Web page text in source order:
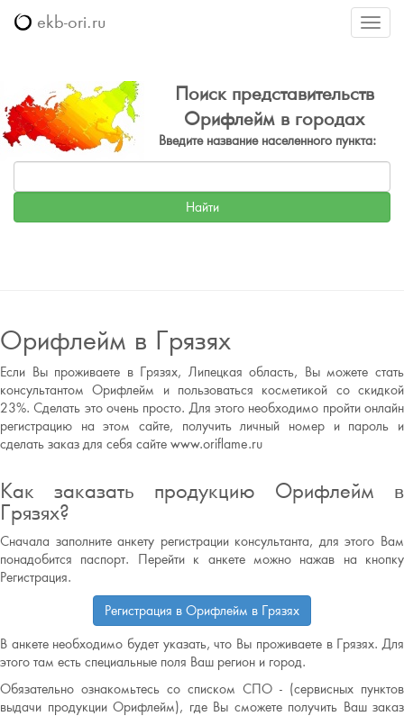
Меню
ekb-ori.ru
Поиск представительств
Орифлейм в городах
Введите название населенного пункта:
Орифлейм в Грязях
Если Вы проживаете в Грязях, Липецкая область, Вы можете стать
консультантом Орифлейм и пользоваться косметикой со скидкой
23%. Сделать это очень просто. Для этого необходимо пройти онлайн
регистрацию на этом сайте, получить личный номер и пароль и
сделать заказ для себя сайте www.oriflame.ru
Как заказать продукцию Орифлейм в
Грязях?
Сначала заполните анкету регистрации консультанта, для этого Вам
понадобится паспорт. Перейти к анкете можно нажав на кнопку
Регистрация.
Регистрация в Орифлейм в Грязях
В анкете необходимо будет указать, что Вы проживаете в Грязях. Для
этого там есть специальные поля Ваш регион и город.
Обязательно ознакомьтесь со списком СПО - (сервисных пунктов
выдачи продукции Орифлейм), где Вы сможете получить Ваш заказ